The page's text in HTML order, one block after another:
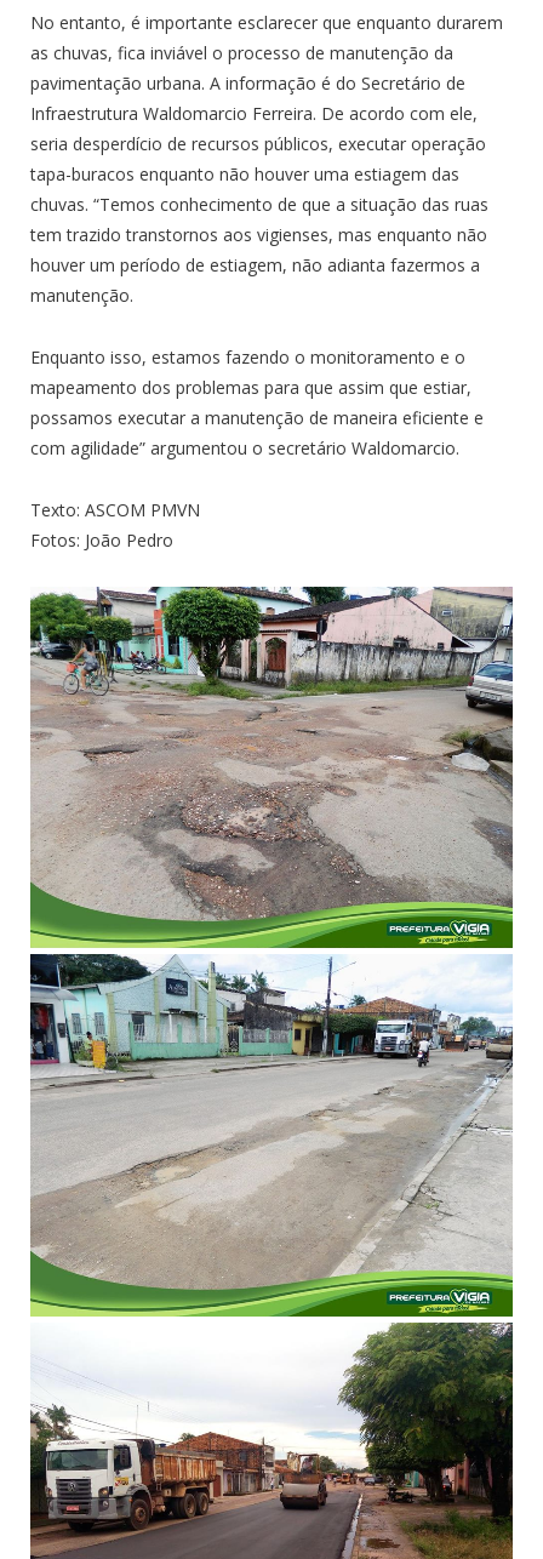
No entanto, é importante esclarecer que enquanto durarem
as chuvas, fica inviável o processo de manutenção da
pavimentação urbana. A informação é do Secretário de
Infraestrutura Waldomarcio Ferreira. De acordo com ele,
seria desperdício de recursos públicos, executar operação
tapa-buracos enquanto não houver uma estiagem das
chuvas. “Temos conhecimento de que a situação das ruas
tem trazido transtornos aos vigienses, mas enquanto não
houver um período de estiagem, não adianta fazermos a
manutenção.
Enquanto isso, estamos fazendo o monitoramento e o
mapeamento dos problemas para que assim que estiar,
possamos executar a manutenção de maneira eficiente e
com agilidade” argumentou o secretário Waldomarcio.
Texto: ASCOM PMVN
Fotos: João Pedro